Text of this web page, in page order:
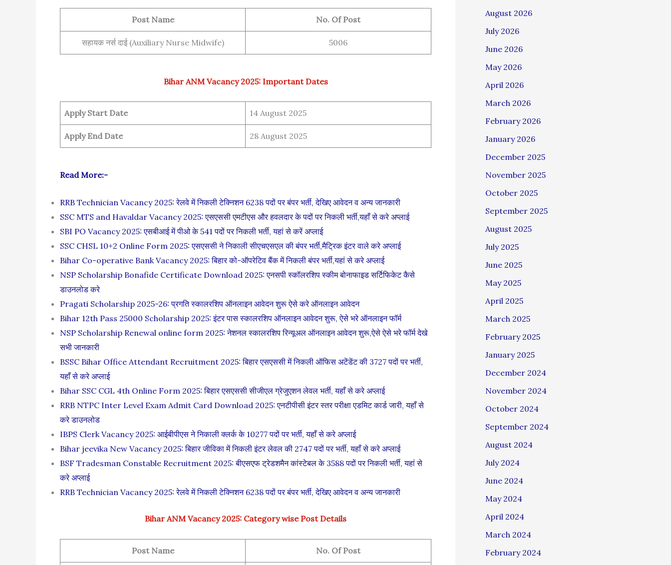
Post Name No. Of Post
सहायक नर्स दाई (Auxiliary Nurse Midwife) 5006
Bihar ANM Vacancy 2025: Important Dates
Apply Start Date 14 August 2025
Apply End Date 28 August 2025
Read More:-
RRB Technician Vacancy 2025: रेलवे में निकली टेक्निशन 6238 पदों पर बंपर भर्ती, देखिए आवेदन व अन्य जानकारी
SSC MTS and Havaldar Vacancy 2025: एसएससी एमटीएस और हवलदार के पदों पर निकली भर्ती,यहाँ से करे अप्लाई
SBI PO Vacancy 2025: एसबीआई में पीओ के 541 पदों पर निकली भर्ती, यहां से करें अप्लाई
SSC CHSL 10+2 Online Form 2025: एसएससी ने निकाली सीएचएसएल की बंपर भर्ती,मैट्रिक इंटर वाले करे अप्लाई
Bihar Co-operative Bank Vacancy 2025: बिहार को-ऑपरेटिव बैंक में निकली बंपर भर्ती,यहां से करे अप्लाई
NSP Scholarship Bonafide Certificate Download 2025: एनसपी स्कॉलरशिप स्कीम बोनाफाइड सर्टिफिकेट कैसे
डाउनलोड करे
Pragati Scholarship 2025-26: प्रगति स्कालरशिप ऑनलाइन आवेदन शुरू ऐसे करे ऑनलाइन आवेदन
Bihar 12th Pass 25000 Scholarship 2025: इंटर पास स्कालरशिप ऑनलाइन आवेदन शुरू, ऐसे भरे ऑनलाइन फॉर्म
NSP Scholarship Renewal online form 2025: नेशनल स्कालरशिप रिन्यूअल ऑनलाइन आवेदन शुरू,ऐसे ऐसे भरे फॉर्म देखे
सभी जानकारी
BSSC Bihar Office Attendant Recruitment 2025: बिहार एसएससी में निकली ऑफिस अटेंडेंट की 3727 पदों पर भर्ती,
यहाँ से करे अप्लाई
Bihar SSC CGL 4th Online Form 2025: बिहार एसएससी सीजीएल ग्रेजुएशन लेवल भर्ती, यहाँ से करे अप्लाई
RRB NTPC Inter Level Exam Admit Card Download 2025: एनटीपीसी इंटर स्तर परीक्षा एडमिट कार्ड जारी, यहाँ से
करे डाउनलोड
IBPS Clerk Vacancy 2025: आईबीपीएस ने निकाली क्लर्क के 10277 पदों पर भर्ती, यहाँ से करे अप्लाई
Bihar jeevika New Vacancy 2025: बिहार जीविका में निकली इंटर लेवल की 2747 पदों पर भर्ती, यहाँ से करे अप्लाई
BSF Tradesman Constable Recruitment 2025: बीएसएफ ट्रेडशमैन कांस्टेबल के 3588 पदों पर निकली भर्ती, यहां से
करे अप्लाई
RRB Technician Vacancy 2025: रेलवे में निकली टेक्निशन 6238 पदों पर बंपर भर्ती, देखिए आवेदन व अन्य जानकारी
Bihar ANM Vacancy 2025: Category wise Post Details
Post Name No. Of Post
August 2026
July 2026
June 2026
May 2026
April 2026
March 2026
February 2026
January 2026
December 2025
November 2025
October 2025
September 2025
August 2025
July 2025
June 2025
May 2025
April 2025
March 2025
February 2025
January 2025
December 2024
November 2024
October 2024
September 2024
August 2024
July 2024
June 2024
May 2024
April 2024
March 2024
February 2024